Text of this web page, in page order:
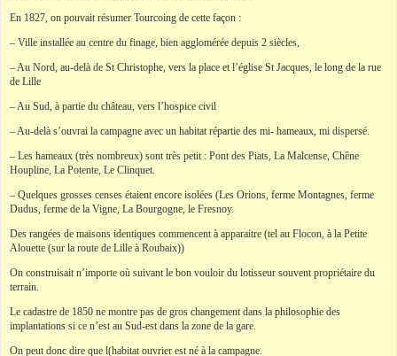
En 1827, on pouvait résumer Tourcoing de cette façon :
– Ville installée au centre du finage, bien agglomérée depuis 2 siècles,
– Au Nord, au-delà de St Christophe, vers la place et l’église St Jacques, le long de la rue
de Lille
– Au Sud, à partie du château, vers l’hospice civil
– Au-delà s’ouvrai la campagne avec un habitat répartie des mi- hameaux, mi dispersé.
– Les hameaux (très nombreux) sont très petit : Pont des Piats, La Malcense, Chêne
Houpline, La Potente, Le Clinquet.
– Quelques grosses censes étaient encore isolées (Les Orions, ferme Montagnes, ferme
Dudus, ferme de la Vigne, La Bourgogne, le Fresnoy.
Des rangées de maisons identiques commencent à apparaitre (tel au Flocon, à la Petite
Alouette (sur la route de Lille à Roubaix))
On construisait n’importe où suivant le bon vouloir du lotisseur souvent propriétaire du
terrain.
Le cadastre de 1850 ne montre pas de gros changement dans la philosophie des
implantations si ce n’est au Sud-est dans la zone de la gare.
On peut donc dire que l(habitat ouvrier est né à la campagne.